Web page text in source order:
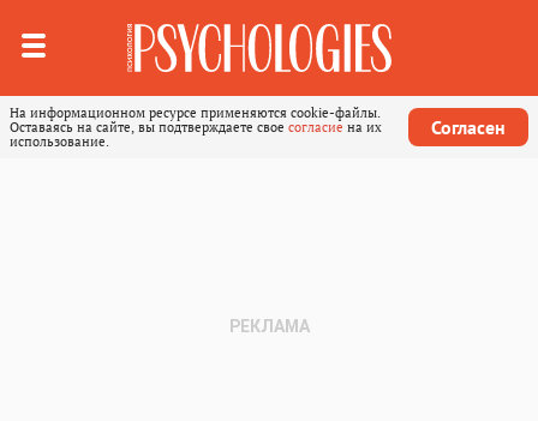
На информационном ресурсе применяются cookie-файлы.
Оставаясь на сайте, вы подтверждаете свое согласие на их
использование.
Согласен